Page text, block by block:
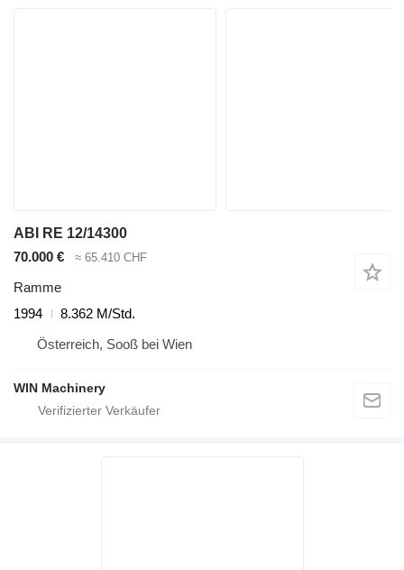
ABI RE 12/14300
70.000 €
≈ 65.410 CHF
Ramme
1994
8.362 M/Std.
Österreich, Sooß bei Wien
WIN Machinery